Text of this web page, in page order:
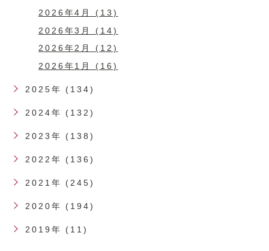
2026年4月 (13)
2026年3月 (14)
2026年2月 (12)
2026年1月 (16)
2025年 (134)
2024年 (132)
2023年 (138)
2022年 (136)
2021年 (245)
2020年 (194)
2019年 (11)